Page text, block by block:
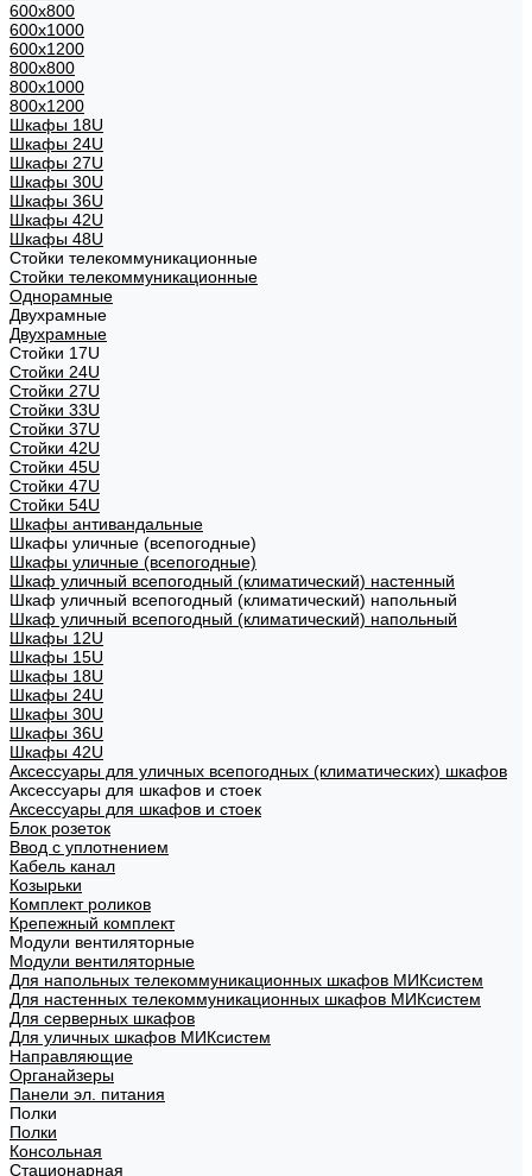
600x800
600х1000
600х1200
800x800
800х1000
800х1200
Шкафы 18U
Шкафы 24U
Шкафы 27U
Шкафы 30U
Шкафы 36U
Шкафы 42U
Шкафы 48U
Стойки телекоммуникационные
Стойки телекоммуникационные
Однорамные
Двухрамные
Двухрамные
Стойки 17U
Стойки 24U
Стойки 27U
Стойки 33U
Стойки 37U
Стойки 42U
Стойки 45U
Стойки 47U
Стойки 54U
Шкафы антивандальные
Шкафы уличные (всепогодные)
Шкафы уличные (всепогодные)
Шкаф уличный всепогодный (климатический) настенный
Шкаф уличный всепогодный (климатический) напольный
Шкаф уличный всепогодный (климатический) напольный
Шкафы 12U
Шкафы 15U
Шкафы 18U
Шкафы 24U
Шкафы 30U
Шкафы 36U
Шкафы 42U
Аксессуары для уличных всепогодных (климатических) шкафов
Аксессуары для шкафов и стоек
Аксессуары для шкафов и стоек
Блок розеток
Ввод с уплотнением
Кабель канал
Козырьки
Комплект роликов
Крепежный комплект
Модули вентиляторные
Модули вентиляторные
Для напольных телекоммуникационных шкафов МИКсистем
Для настенных телекоммуникационных шкафов МИКсистем
Для серверных шкафов
Для уличных шкафов МИКсистем
Направляющие
Органайзеры
Панели эл. питания
Полки
Полки
Консольная
Стационарная